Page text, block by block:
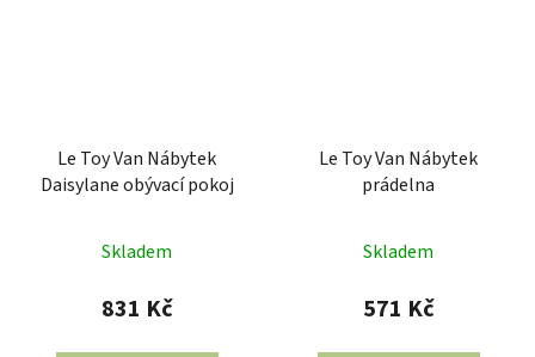
Le Toy Van Nábytek
Daisylane obývací pokoj
Skladem
831 Kč
Le Toy Van Nábytek
prádelna
Skladem
571 Kč